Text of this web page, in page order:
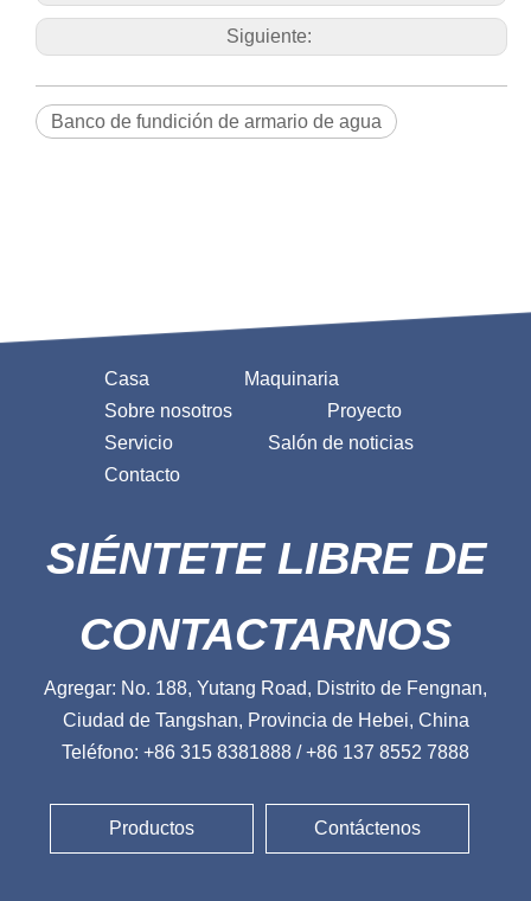
Siguiente:
Banco de fundición de armario de agua
Casa
Maquinaria
Sobre nosotros
Proyecto
Servicio
Salón de noticias
Contacto
SIÉNTETE LIBRE DE
CONTACTARNOS
Agregar: No. 188, Yutang Road, Distrito de Fengnan,
Ciudad de Tangshan, Provincia de Hebei, China
Teléfono: +86 315 8381888 / +86 137 8552 7888
Productos Contáctenos